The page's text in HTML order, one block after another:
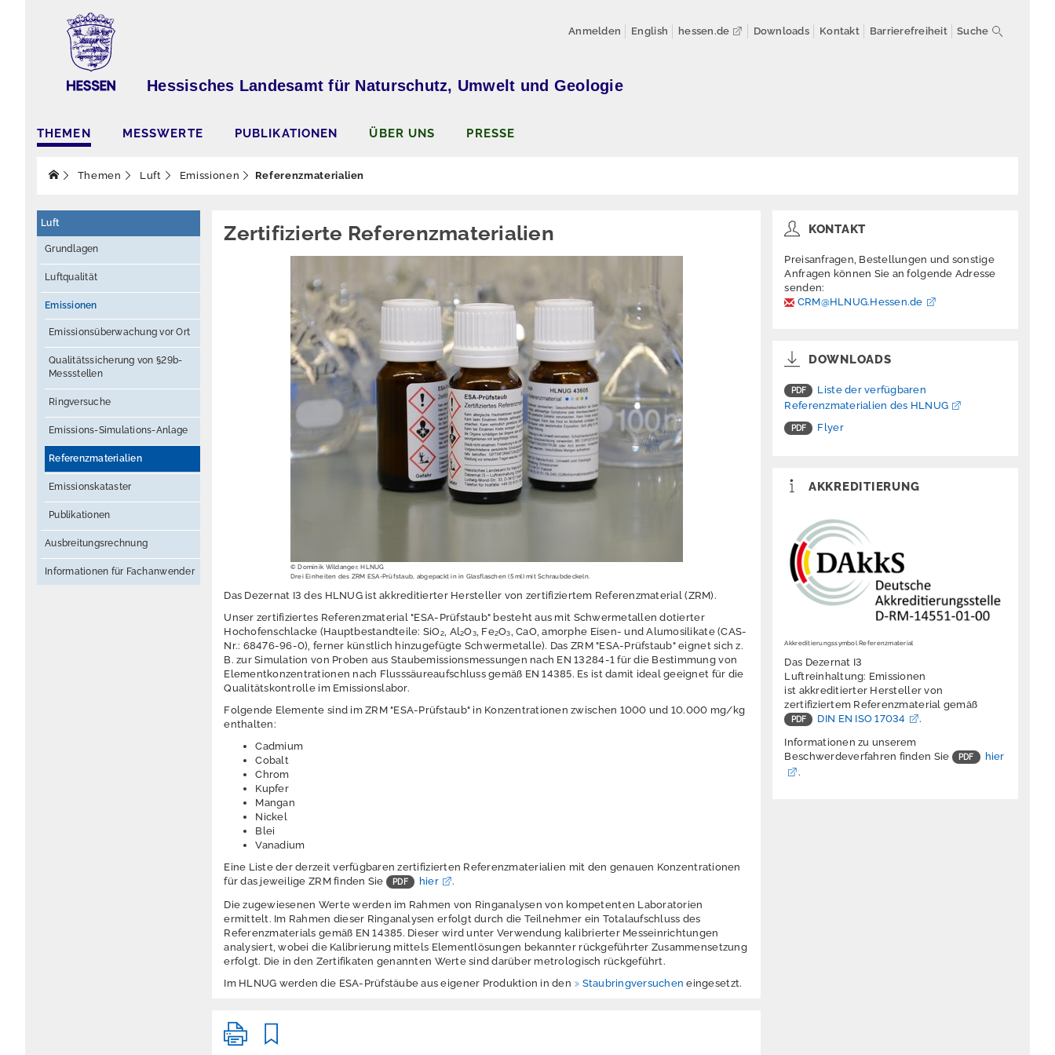
Anmelden English hessen.de Downloads Kontakt Barrierefreiheit Suche
Hessisches Landesamt für Naturschutz, Umwelt und Geologie
THEMEN MESSWERTE PUBLIKATIONEN ÜBER UNS PRESSE
Themen Luft Emissionen Referenzmaterialien
Luft
Grundlagen
Luftqualität
Emissionen
Emissionsüberwachung vor Ort
Qualitätssicherung von §29b-
Messstellen
Ringversuche
Emissions-Simulations-Anlage
Referenzmaterialien
Emissionskataster
Publikationen
Ausbreitungsrechnung
Informationen für Fachanwender
Zertifizierte Referenzmaterialien
© Dominik Wildanger, HLNUG
Drei Einheiten des ZRM ESA-Prüfstaub, abgepackt in in Glasflaschen (5 ml) mit Schraubdeckeln.
Das Dezernat I3 des HLNUG ist akkreditierter Hersteller von zertifiziertem Referenzmaterial (ZRM).
Unser zertifiziertes Referenzmaterial "ESA-Prüfstaub" besteht aus mit Schwermetallen dotierter
Hochofenschlacke (Hauptbestandteile: SiO₂, Al₂O₃, Fe₂O₃, CaO, amorphe Eisen- und Alumosilikate (CAS-
Nr.: 68476-96-0), ferner künstlich hinzugefügte Schwermetalle). Das ZRM "ESA-Prüfstaub" eignet sich z.
B. zur Simulation von Proben aus Staubemissionsmessungen nach EN 13284-1 für die Bestimmung von
Elementkonzentrationen nach Flusssäureaufschluss gemäß EN 14385. Es ist damit ideal geeignet für die
Qualitätskontrolle im Emissionslabor.
Folgende Elemente sind im ZRM "ESA-Prüfstaub" in Konzentrationen zwischen 1000 und 10.000 mg/kg
enthalten:
Cadmium
Cobalt
Chrom
Kupfer
Mangan
Nickel
Blei
Vanadium
Eine Liste der derzeit verfügbaren zertifizierten Referenzmaterialien mit den genauen Konzentrationen
für das jeweilige ZRM finden Sie
hier
.
Die zugewiesenen Werte werden im Rahmen von Ringanalysen von kompetenten Laboratorien
ermittelt. Im Rahmen dieser Ringanalysen erfolgt durch die Teilnehmer ein Totalaufschluss des
Referenzmaterials gemäß EN 14385. Dieser wird unter Verwendung kalibrierter Messeinrichtungen
analysiert, wobei die Kalibrierung mittels Elementlösungen bekannter rückgeführter Zusammensetzung
erfolgt. Die in den Zertifikaten genannten Werte sind darüber metrologisch rückgeführt.
Im HLNUG werden die ESA-Prüfstäube aus eigener Produktion in den
Staubringversucheneingesetzt.
KONTAKT
Preisanfragen, Bestellungen und sonstige
Anfragen können Sie an folgende Adresse
senden:
CRM@HLNUG.Hessen.de
DOWNLOADS
Liste der verfügbaren
Referenzmaterialien des HLNUG
Flyer
AKKREDITIERUNG
Akkreditierungssymbol Referenzmaterial
Das Dezernat I3
Luftreinhaltung: Emissionen
ist akkreditierter Hersteller von
zertifiziertem Referenzmaterial gemäß
DIN EN ISO 17034
.
Informationen zu unserem
Beschwerdeverfahren finden Sie
hier
.